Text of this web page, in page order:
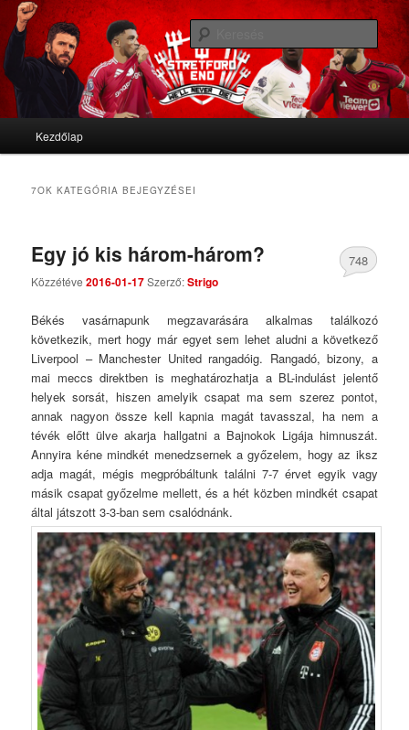
Stretford End
We'll never die
Tovább az elsődleges tartalomra
Tovább a másodlagos tartalomra
Kezdőlap
7OK KATEGÓRIA BEJEGYZÉSEI
Egy jó kis három-három?
Közzétéve2016-01-17Szerző:Strigo
748
Békés vasárnapunk megzavarására alkalmas találkozó
következik, mert hogy már egyet sem lehet aludni a következő
Liverpool – Manchester United rangadóig. Rangadó, bizony, a
mai meccs direktben is meghatározhatja a BL-indulást jelentő
helyek sorsát, hiszen amelyik csapat ma sem szerez pontot,
annak nagyon össze kell kapnia magát tavasszal, ha nem a
tévék előtt ülve akarja hallgatni a Bajnokok Ligája himnuszát.
Annyira kéne mindkét menedzsernek a győzelem, hogy az iksz
adja magát, mégis megpróbáltunk találni 7-7 érvet egyik vagy
másik csapat győzelme mellett, és a hét közben mindkét csapat
által játszott 3-3-ban sem csalódnánk.